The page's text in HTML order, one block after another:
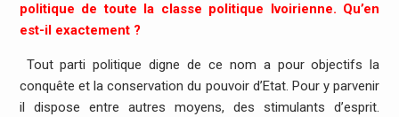
politique de toute la classe politique Ivoirienne. Qu’en
est-il exactement ?
Tout parti politique digne de ce nom a pour objectifs la
conquête et la conservation du pouvoir d’Etat. Pour y parvenir
il dispose entre autres moyens, des stimulants d’esprit.